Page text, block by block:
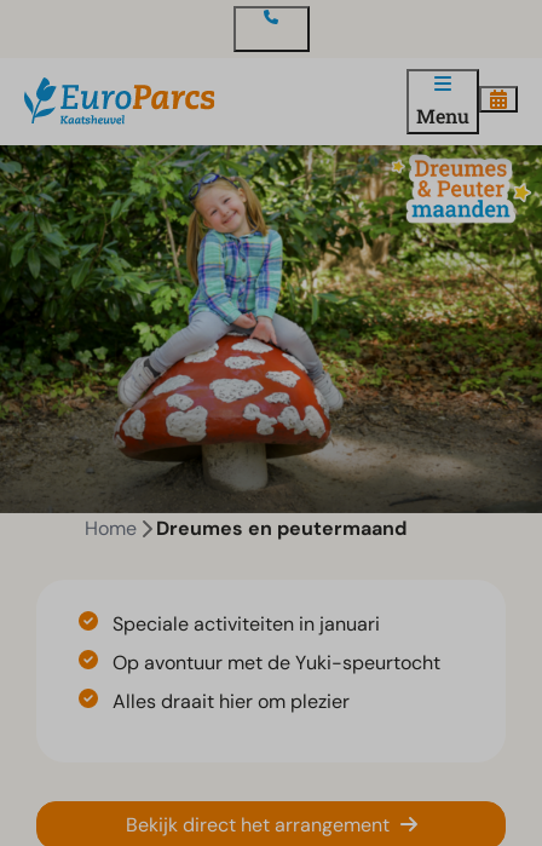
Menu
Home Dreumes en peutermaand
Speciale activiteiten in januari
Op avontuur met de Yuki-speurtocht
Alles draait hier om plezier
Bekijk direct het arrangement